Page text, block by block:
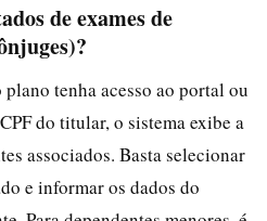
de exames de
tenha acesso ao portal ou
do titular, o sistema exibe a
associados. Basta selecionar
e informar os dados do